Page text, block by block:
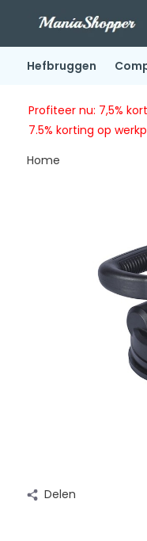
Hefbruggen
Profiteer nu: 7,5%
7.5% korting op
Home
Delen